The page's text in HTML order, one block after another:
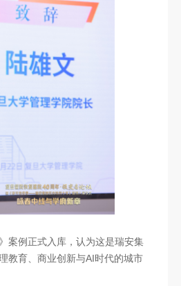
案例正式入库，认为这是瑞安集
教育、商业创新与AI时代的城市